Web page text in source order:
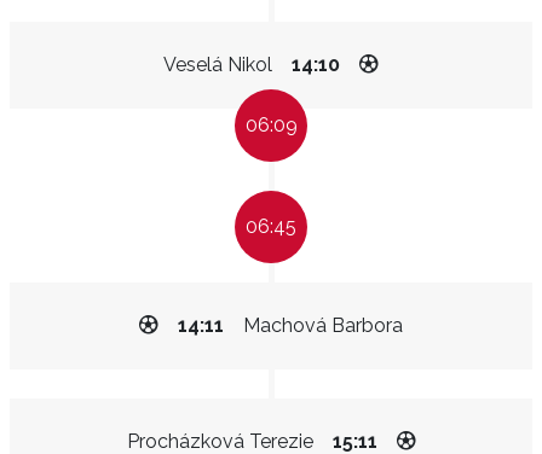
Veselá Nikol 14:10
06:09
06:45
Machová Barbora
14:11
Procházková Terezie 15:11